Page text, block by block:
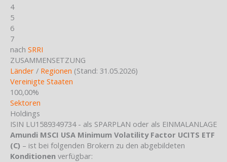
4
5
6
7
nach SRRI
ZUSAMMENSETZUNG
Länder / Regionen (Stand: 31.05.2026)
Vereinigte Staaten
100,00%
Sektoren
Holdings
ISIN LU1589349734 - als SPARPLAN oder als EINMALANLAGE
Amundi MSCI USA Minimum Volatility Factor UCITS ETF
(C) – ist bei folgenden Brokern zu den abgebildeten
Konditionen verfügbar: